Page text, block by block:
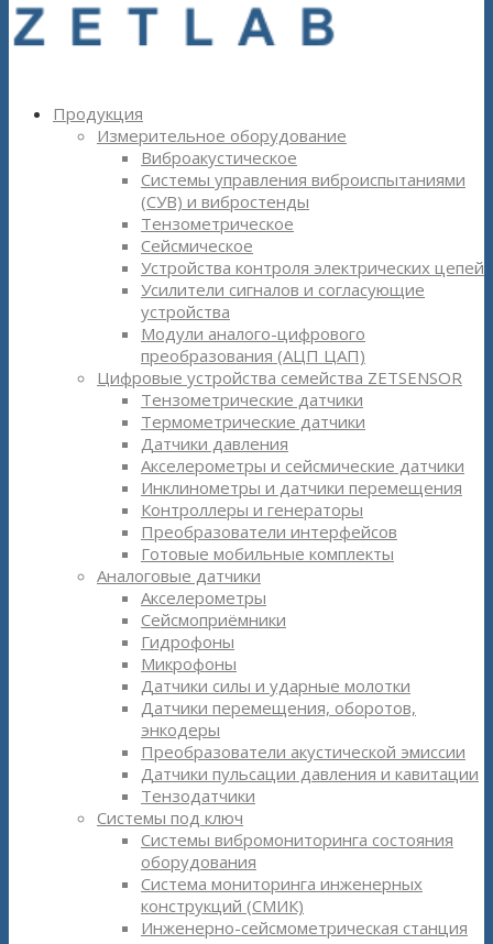
Продукция
Измерительное оборудование
Виброакустическое
Системы управления виброиспытаниями
(СУВ) и вибростенды
Тензометрическое
Сейсмическое
Устройства контроля электрических цепей
Усилители сигналов и согласующие
устройства
Модули аналого-цифрового
преобразования (АЦП ЦАП)
Цифровые устройства семейства ZETSENSOR
Тензометрические датчики
Термометрические датчики
Датчики давления
Акселерометры и сейсмические датчики
Инклинометры и датчики перемещения
Контроллеры и генераторы
Преобразователи интерфейсов
Готовые мобильные комплекты
Аналоговые датчики
Акселерометры
Сейсмоприёмники
Гидрофоны
Микрофоны
Датчики силы и ударные молотки
Датчики перемещения, оборотов,
энкодеры
Преобразователи акустической эмиссии
Датчики пульсации давления и кавитации
Тензодатчики
Системы под ключ
Системы вибромониторинга состояния
оборудования
Система мониторинга инженерных
конструкций (СМИК)
Инженерно-сейсмометрическая станция